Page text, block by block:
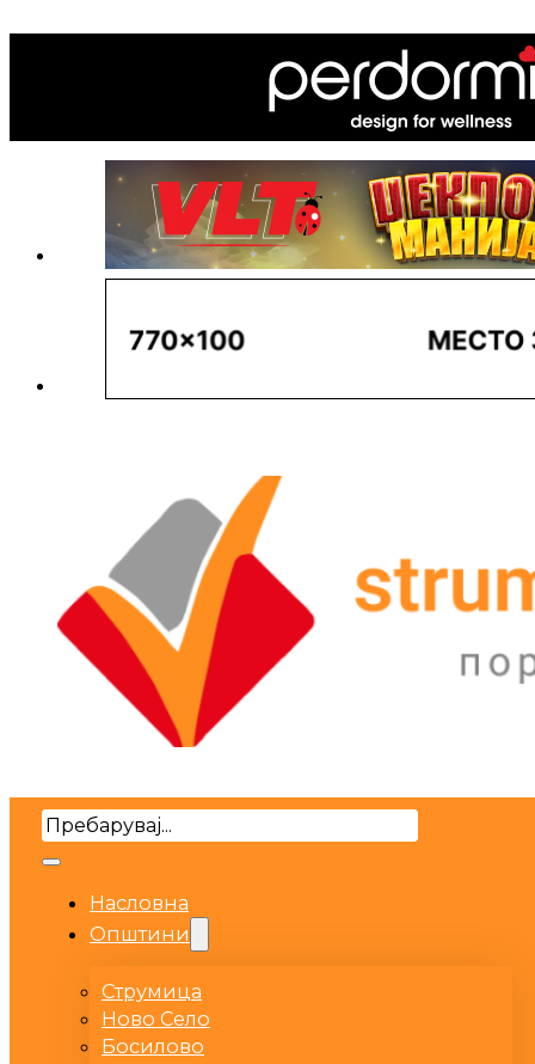
Search
Насловна
Општини
Струмица
Ново Село
Босилово